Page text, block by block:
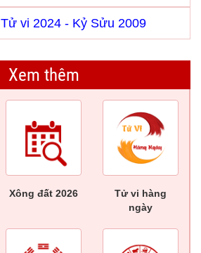
Tử vi 2024 - Kỷ Sửu 2009
Xem thêm
Xông đất 2026
Tử vi hàng
ngày